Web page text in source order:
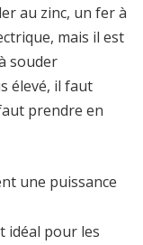
au zinc, un fer à
mais il est
souder
élevé, il faut
prendre en
une puissance
idéal pour les